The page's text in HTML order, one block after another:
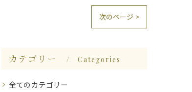
次のページ >
カテゴリー Categories
全てのカテゴリー